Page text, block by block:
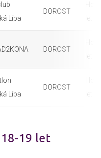
Lípa
DOROST
let
DOROST
let
Lípa
DOROST
let
18-19 let